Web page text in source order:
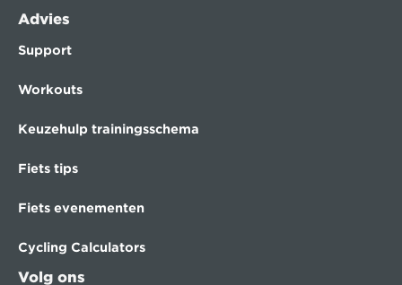
Advies
Support
Workouts
Keuzehulp trainingsschema
Fiets tips
Fiets evenementen
Cycling Calculators
Volg ons